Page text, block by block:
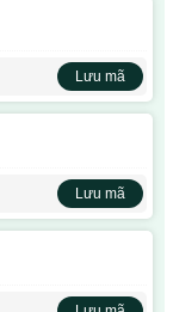
Lưu mã
Lưu mã